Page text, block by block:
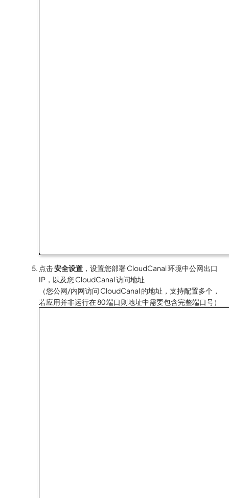
点击安全设置 ，设置您部署 CloudCanal 环境中公网出口
IP，以及您 CloudCanal 访问地址
（您公网/内网访问 CloudCanal 的地址，支持配置多个，
若应用并非运行在 80 端口则地址中需要包含完整端口号）